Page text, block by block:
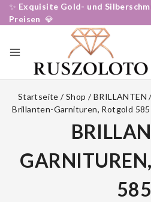
✨ Exquisite Gold- und
Preisen 💎
Startseite / Shop / BRILLANTEN
Brillanten-Garnituren, Rotgold 585
585